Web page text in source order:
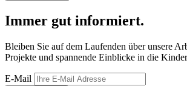
Immer gut informiert.
Bleiben Sie auf dem Laufenden über unsere
Projekte und spannende Einblicke in die
E-Mail